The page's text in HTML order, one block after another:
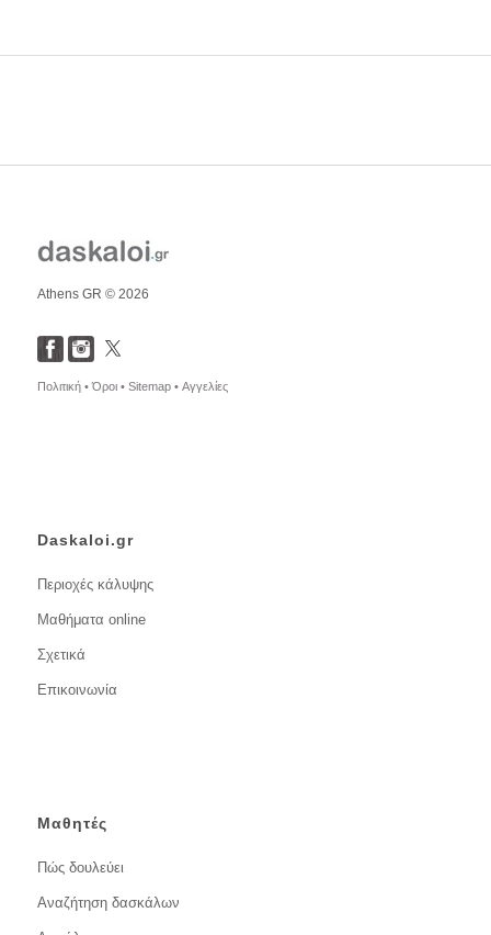
Athens GR © 2026
Πολιτική •Όροι • Sitemap • Αγγελίες
Daskaloi.gr
Περιοχές κάλυψης
Μαθήματα online
Σχετικά
Επικοινωνία
Μαθητές
Πώς δουλεύει
Αναζήτηση δασκάλων